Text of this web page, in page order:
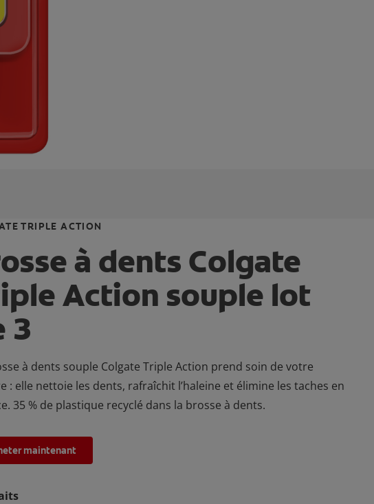
TRIPLE ACTION
à dents Colgate
Action souple lot
3
à dents souple Colgate Triple Action prend soin de votre
: elle nettoie les dents, rafraîchit l’haleine et élimine les taches en
35 % de plastique recyclé dans la brosse à dents.
maintenant